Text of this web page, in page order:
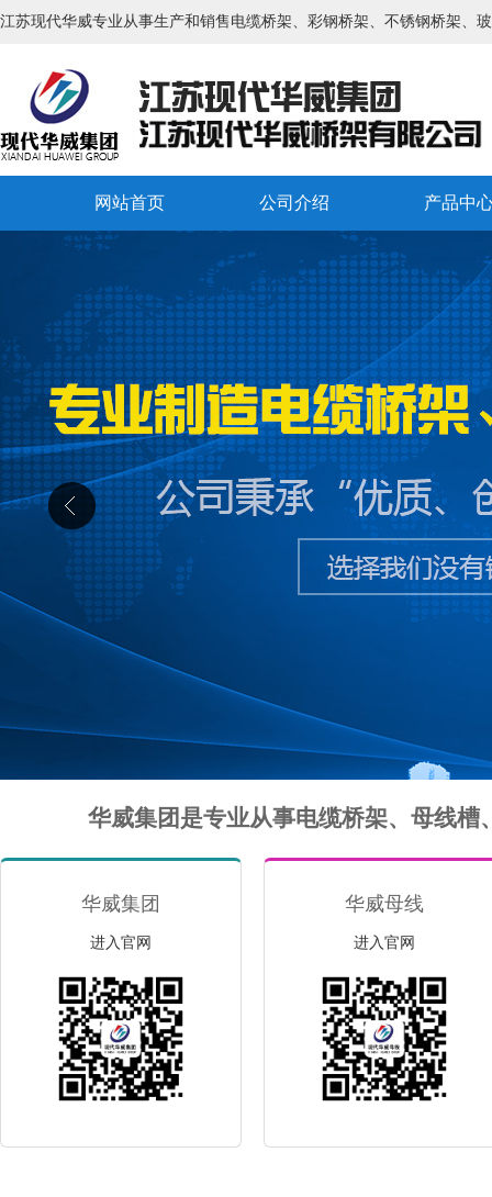
江苏现代华威专业从事生产和销售电缆桥架、彩钢桥架、不锈钢桥架、
网站首页 公司介绍 产品中
华威集团是专业从事电缆桥架、母线
华威集团
进入官网
华威母线
进入官网